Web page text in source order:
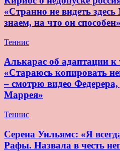
«Странно не видеть
знаем, на что он способен»
Теннис
Алькарас об адаптации
«Стараюсь копировать
– смотрю видео
Маррея»
Теннис
Серена Уильямс: «Я
Рафы. Назвала в честь